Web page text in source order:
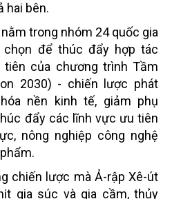
hai bên.
trong nhóm 24 quốc gia
để thúc đẩy hợp tác
của chương trình Tầm
2030) - chiến lược phát
nền kinh tế, giảm phụ
đẩy các lĩnh vực ưu tiên
nông nghiệp công nghệ
chiến lược mà Ả-rập Xê-út
gia súc và gia cầm, thủy